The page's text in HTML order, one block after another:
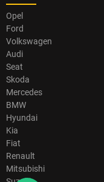
Opel
Ford
Volkswagen
Audi
Seat
Skoda
Mercedes
BMW
Hyundai
Kia
Fiat
Renault
Mitsubishi